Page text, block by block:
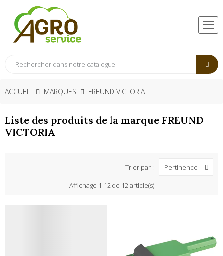
ACCUEIL MARQUES FREUND VICTORIA
Liste des produits de la marque FREUND
VICTORIA
Trier par :
Pertinence
Affichage 1-12 de 12 article(s)